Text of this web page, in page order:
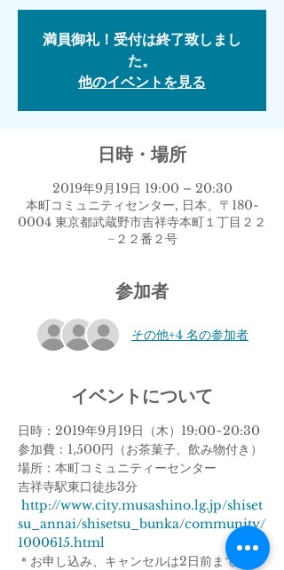
満員御礼！受付は終了致しまし
た。
他のイベントを見る
日時・場所
2019年9月19日 19:00 – 20:30
本町コミュニティセンター, 日本、〒180-
0004 東京都武蔵野市吉祥寺本町１丁目２２
−２２番２号
参加者
その他+4 名の参加者
イベントについて
日時：2019年9月19日（木）19:00~20:30
参加費：1,500円（お茶菓子、飲み物付き）
場所：本町コミュニティーセンター
吉祥寺駅東口徒歩3分
http://www.city.musashino.lg.jp/shiset
su_annai/shisetsu_bunka/community/
1000615.html
＊お申し込み、キャンセルは2日前までにお